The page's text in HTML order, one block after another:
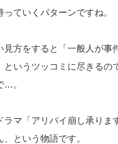
っていくパターンですね。
見方をすると「一般人が事
というツッコミに尽きる
…。
ラマ「アリバイ崩し承りま
、という物語です。